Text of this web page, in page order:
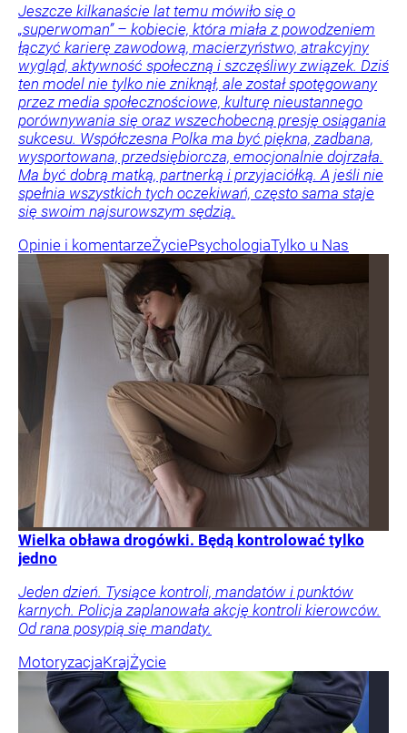
Jeszcze kilkanaście lat temu mówiło się o
„superwoman” – kobiecie, która miała z powodzeniem
łączyć karierę zawodową, macierzyństwo, atrakcyjny
wygląd, aktywność społeczną i szczęśliwy związek. Dziś
ten model nie tylko nie zniknął, ale został spotęgowany
przez media społecznościowe, kulturę nieustannego
porównywania się oraz wszechobecną presję osiągania
sukcesu. Współczesna Polka ma być piękna, zadbana,
wysportowana, przedsiębiorcza, emocjonalnie dojrzała.
Ma być dobrą matką, partnerką i przyjaciółką. A jeśli nie
spełnia wszystkich tych oczekiwań, często sama staje
się swoim najsurowszym sędzią.
Opinie i komentarzeŻyciePsychologiaTylko u Nas
Wielka obława drogówki. Będą kontrolować tylko
jedno
Jeden dzień. Tysiące kontroli, mandatów i punktów
karnych. Policja zaplanowała akcję kontroli kierowców.
Od rana posypią się mandaty.
MotoryzacjaKrajŻycie